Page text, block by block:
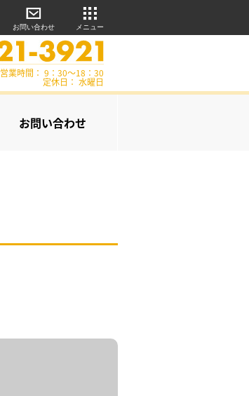
お問い合わせ メニュー
営業時間： 9：30～18：30
定休日： 水曜日
お問い合わせ